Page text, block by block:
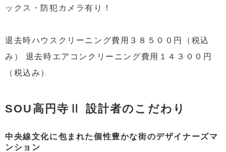
ックス・防犯カメラ有り！
退去時ハウスクリーニング費用３８５００円（税込
み） 退去時エアコンクリーニング費用１４３００円
（税込み）
SOU高円寺Ⅱ 設計者のこだわり
中央線文化に包まれた個性豊かな街のデザイナーズマ
ンション